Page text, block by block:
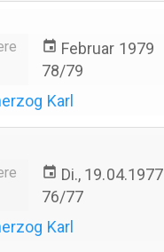
event Februar 1979
78/79
Karl
event Di., 19.04.1977
76/77
Karl